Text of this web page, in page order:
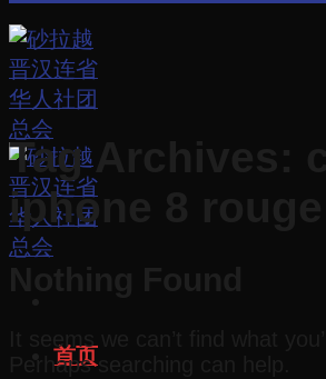
首页
Tag Archives:
iphone 8 rouge
It seems we can’t find what
Perhaps searching can help.